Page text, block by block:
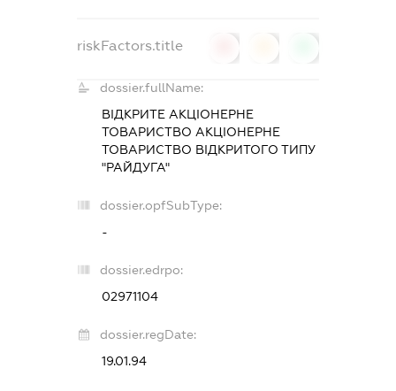
riskFactors.title
dossier.fullName:
ВІДКРИТЕ АКЦІОНЕРНЕ
ТОВАРИСТВО АКЦІОНЕРНЕ
ТОВАРИСТВО ВІДКРИТОГО ТИПУ
"РАЙДУГА"
dossier.opfSubType:
-
dossier.edrpo:
02971104
dossier.regDate:
19.01.94